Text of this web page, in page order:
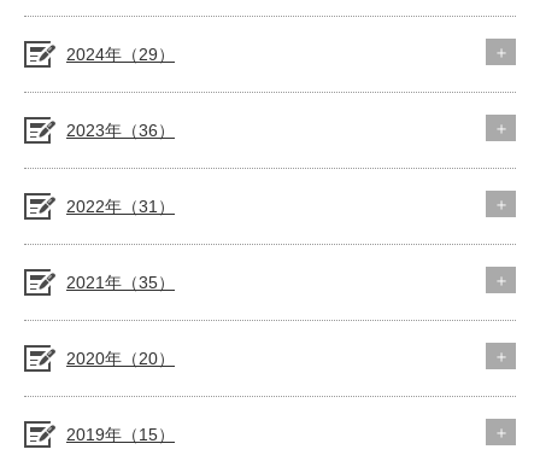
2024年（29）
2023年（36）
2022年（31）
2021年（35）
2020年（20）
2019年（15）